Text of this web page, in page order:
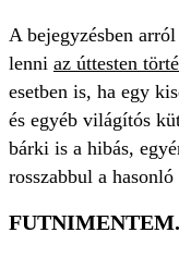
A bejegyzésben
lenni az úttesten
esetben is, ha egy
és egyéb világítós
bárki is a hibás,
rosszabbul a